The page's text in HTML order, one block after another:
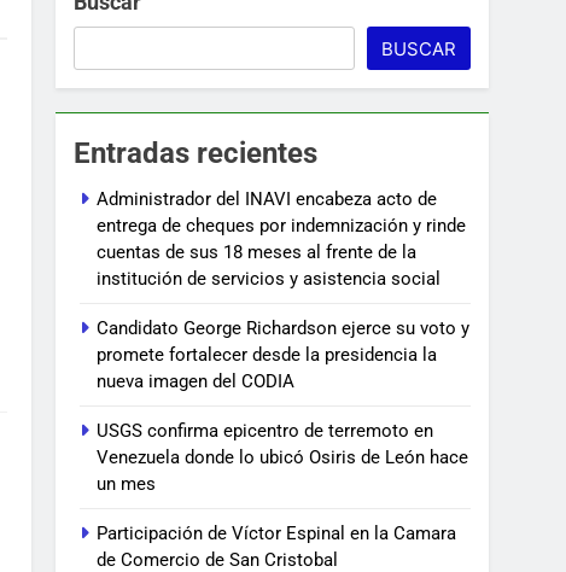
BUSCAR
Entradas recientes
Administrador del INAVI encabeza acto de
entrega de cheques por indemnización y rinde
cuentas de sus 18 meses al frente de la
institución de servicios y asistencia social
Candidato George Richardson ejerce su voto y
promete fortalecer desde la presidencia la
nueva imagen del CODIA
USGS confirma epicentro de terremoto en
Venezuela donde lo ubicó Osiris de León hace
un mes
Participación de Víctor Espinal en la Camara
de Comercio de San Cristobal